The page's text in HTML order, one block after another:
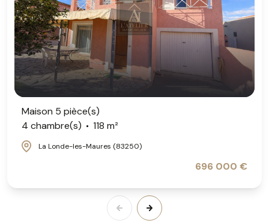
Maison 5 pièce(s)
4 chambre(s)
118 m²
La Londe-les-Maures (83250)
696 000 €